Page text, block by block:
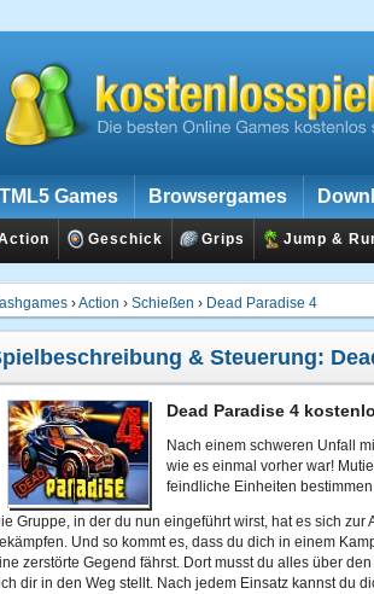
Games Browsergames
Geschick Grips Jump &
›Action › Schießen › Dead Paradise 4
& Steuerung:
Dead Paradise 4
Nach einem schweren Unfall
wie es einmal vorher war!
feindliche Einheiten
Gruppe, in der du nun eingeführt wirst, hat es sich zur
Und so kommt es, dass du dich in einem
zerstörte Gegend fährst. Dort musst du alles über
dir in den Weg stellt. Nach jedem Einsatz kannst du